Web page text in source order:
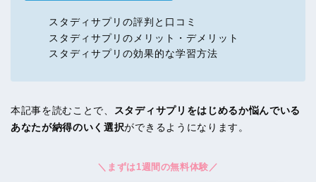
スタディサプリの評判と口コミ
スタディサプリのメリット・デメリット
スタディサプリの効果的な学習方法
本記事を読むことで、 スタディサプリをはじめるか悩んでいる
あなたが納得のいく選択ができるようになります。
＼まずは1週間の無料体験／